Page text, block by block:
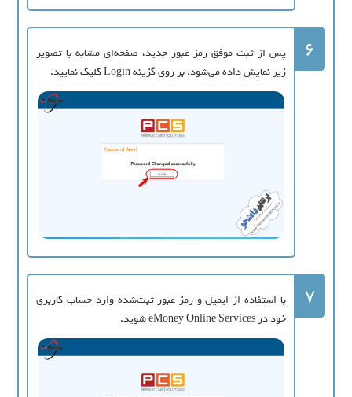
6
پس از ثبت موفق رمز عبور جدید، صفحه‌ای مشابه با تصویر
زیر نمایش داده می‌شود. بر روی گزینه Login کلیک نمایید.
7
با استفاده از ایمیل و رمز عبور ثبت‌شده وارد حساب كاربری
خود در eMoney Online Services شوید.